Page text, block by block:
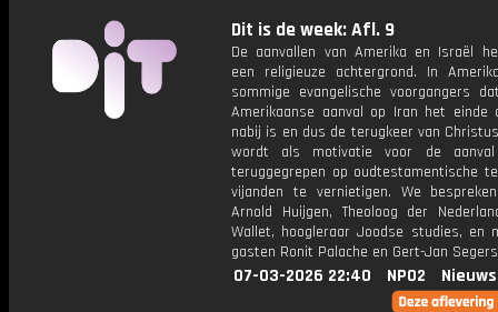
Dit is de week: Afl. 9
De aanvallen van Amerika en Israël
een religieuze achtergrond. In
sommige evangelische voorgangers
Amerikaanse aanval op Iran het einde
nabij is en dus de terugkeer van
wordt als motivatie voor de
teruggegrepen op oudtestamentische
vijanden te vernietigen. We
Arnold Huijgen, Theoloog der
Wallet, hoogleraar Joodse studies, en
gasten Ronit Palache en Gert-Jan
07-03-2026 22:40 NPO2